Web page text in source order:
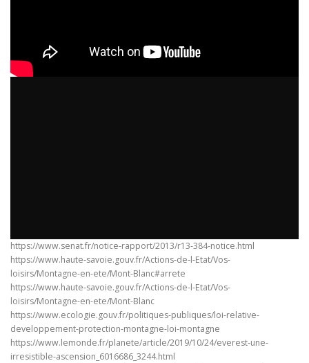
https://www.senat.fr/notice-rapport/2013/r13-384-notice.html
https://www.haute-savoie.gouv.fr/Actions-de-l-Etat/Vos-
loisirs/Montagne-en-ete/Mont-Blanc#arrete
https://www.haute-savoie.gouv.fr/Actions-de-l-Etat/Vos-
loisirs/Montagne-en-ete/Mont-Blanc
https://www.ecologie.gouv.fr/politiques-publiques/loi-relative-
developpement-protection-montagne-loi-montagne
https://www.lemonde.fr/planete/article/2019/10/24/everest-une-
irresistible-ascension_6016686_3244.html